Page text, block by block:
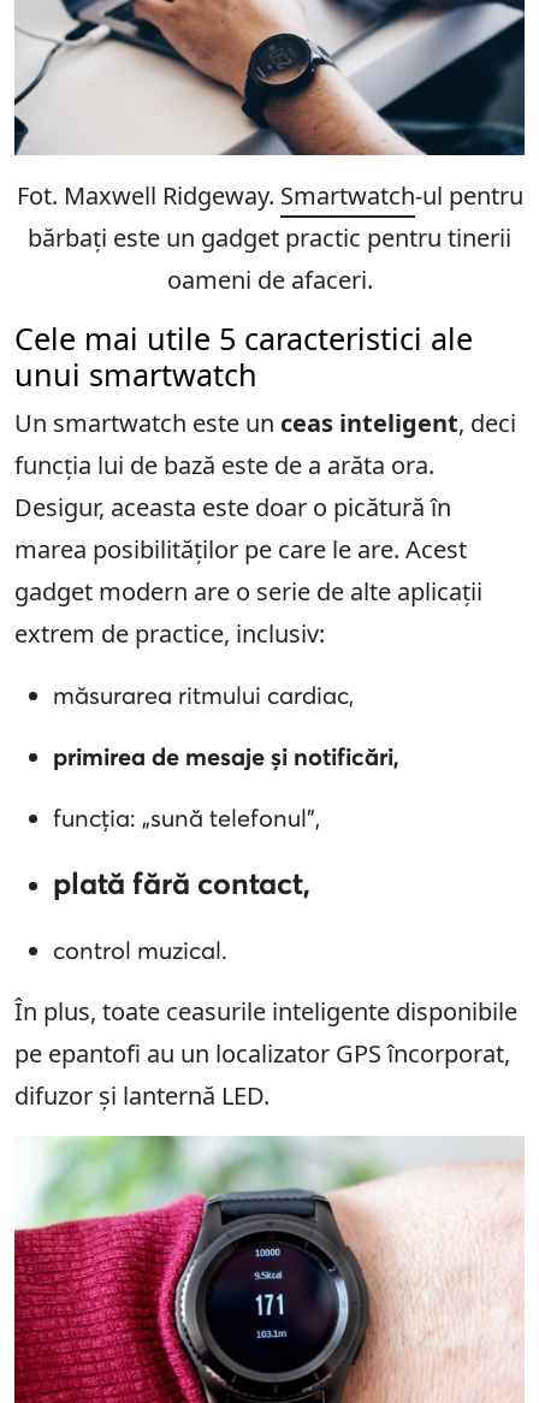
Fot. Maxwell Ridgeway. Smartwatch-ul pentru
bărbați este un gadget practic pentru tinerii
oameni de afaceri.
Cele mai utile 5 caracteristici ale
unui smartwatch
Un smartwatch este un ceas inteligent, deci
funcția lui de bază este de a arăta ora.
Desigur, aceasta este doar o picătură în
marea posibilităților pe care le are. Acest
gadget modern are o serie de alte aplicații
extrem de practice, inclusiv:
măsurarea ritmului cardiac,
primirea de mesaje și notificări,
funcția: „sună telefonul”,
plată fără contact,
control muzical.
În plus, toate ceasurile inteligente disponibile
pe epantofi au un localizator GPS încorporat,
difuzor și lanternă LED.